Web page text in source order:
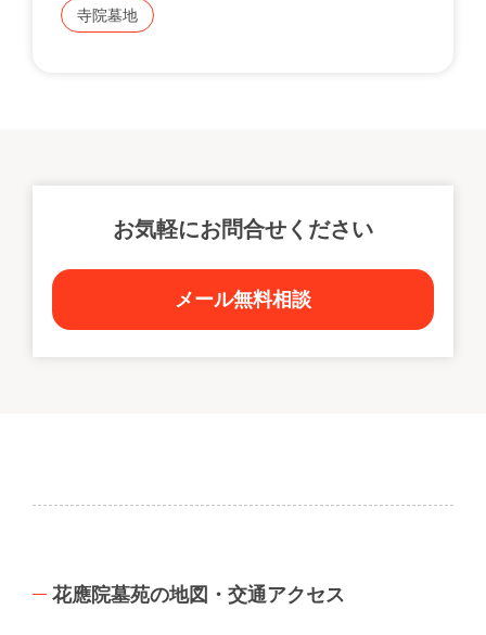
寺院墓地
お気軽にお問合せください
メール無料相談
花應院墓苑の地図・交通アクセス